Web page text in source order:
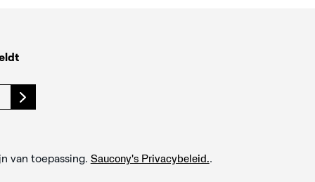
van toepassing. Saucony's Privacybeleid..